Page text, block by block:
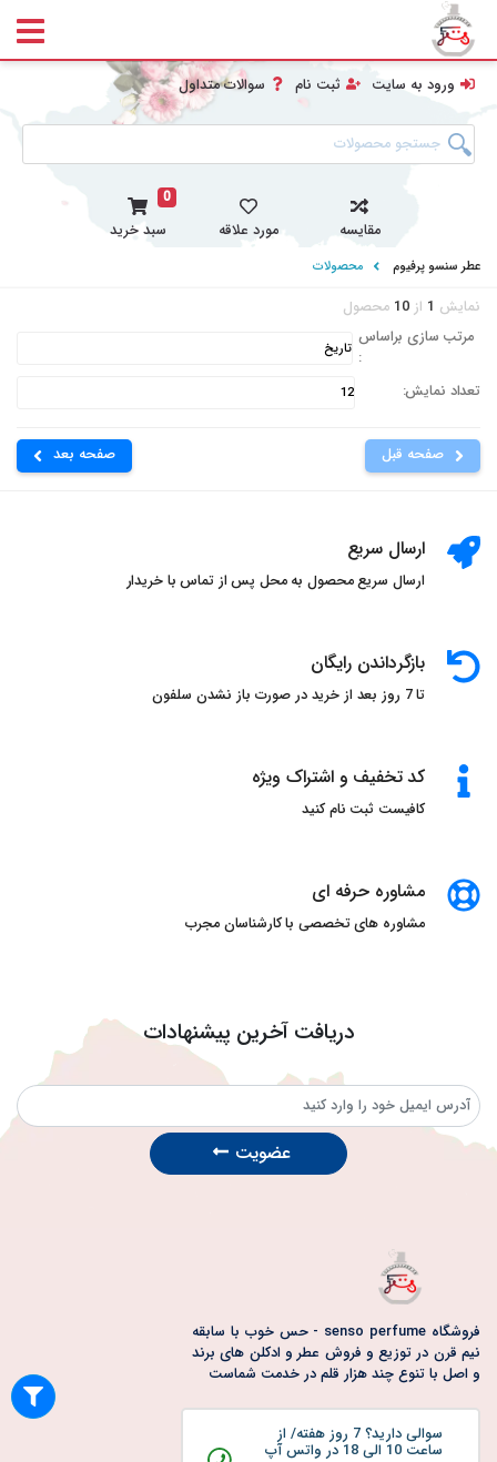
ورود به سایت ثبت نام سوالات متداول
مقایسه مورد علاقه
0
سبد خرید
عطر سنسو پرفیوم محصولات
نمایش 1 از 10 محصول
مرتب سازی براساس
:
تعداد نمایش:
صفحه قبل صفحه بعد
ارسال سریع
ارسال سریع محصول به محل پس از تماس با خریدار
بازگرداندن رایگان
تا 7 روز بعد از خرید در صورت باز نشدن سلفون
کد تخفیف و اشتراک ویژه
کافیست ثبت نام کنید
مشاوره حرفه ای
مشاوره های تخصصی با کارشناسان مجرب
دریافت آخرین پیشنهادات
عضویت
فروشگاه senso perfume - حس خوب با سابقه
نیم قرن در توزیع و فروش عطر و ادکلن های برند
و اصل با تنوع چند هزار قلم در خدمت شماست
سوالی دارید؟ 7 روز هفته/ از
ساعت 10 الی 18 در واتس آپ